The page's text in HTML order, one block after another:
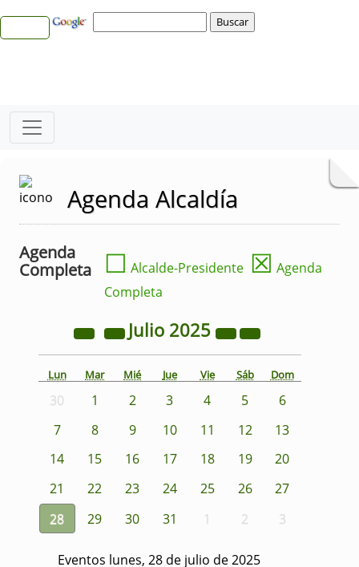
Agenda Alcaldía
Agenda
Completa
☐ Alcalde-Presidente ☒ Agenda
Completa
Julio 2025
Lun Mar Mié Jue Vie Sáb Dom
30 1 2 3 4 5
6
7
8 9 10 11 12
13
14
15 16 17 18 19
20
21
22 23 24 25 26
27
28
29 30 31 1 2 3
Eventos lunes, 28 de julio de 2025